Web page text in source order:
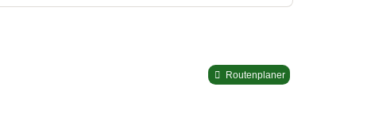
Routenplaner